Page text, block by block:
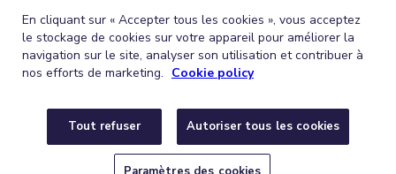
FRENCH (BELGIUM)
DEDEUTSCH (BELGIEN)
CONDITIONS GÉNÉRALES PROTECTION DE LA VIE PRIVÉE
En cliquant sur « Accepter tous les cookies », vous acceptez
le stockage de cookies sur votre appareil pour améliorer la
navigation sur le site, analyser son utilisation et contribuer à
nos efforts de marketing. Cookie policy
Tout refuser Autoriser tous les cookies